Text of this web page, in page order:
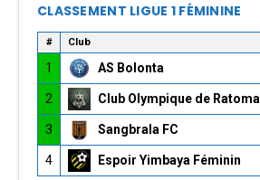
CLASSEMENT LIGUE 1 FÉMININE
# Club
1 AS Bolonta
2 Club Olympique de Ratoma
3 Sangbrala FC
4 Espoir Yimbaya Féminin